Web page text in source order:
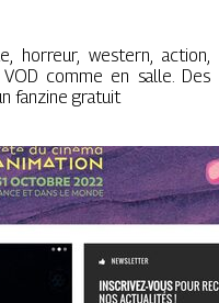
horreur, western, action,
comme en salle. Des
fanzine gratuit